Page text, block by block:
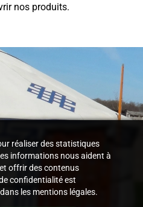
nos produits.
réaliser des statistiques
informations nous aident à
offrir des contenus
confidentialité est
les mentions légales.